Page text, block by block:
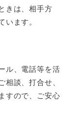
きは、相手方
います。
ル、電話等を活
相談、打合せ、
すので、ご安心